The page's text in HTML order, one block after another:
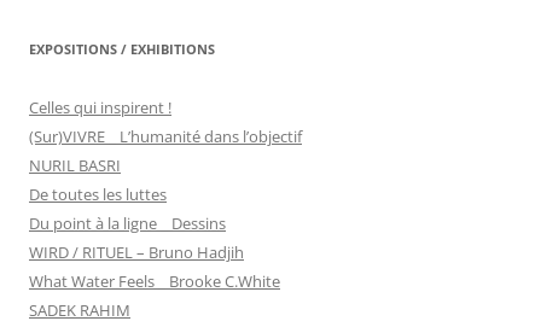
EXPOSITIONS / EXHIBITIONS
Celles qui inspirent !
(Sur)VIVRE _ L’humanité dans l’objectif
NURIL BASRI
De toutes les luttes
Du point à la ligne _ Dessins
WIRD / RITUEL – Bruno Hadjih
What Water Feels _ Brooke C.White
SADEK RAHIM